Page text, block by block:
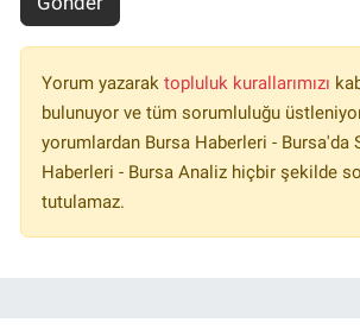
Yorum yazarak topluluk kurallarımızı
bulunuyor ve tüm sorumluluğu
yorumlardan Bursa Haberleri - Bursa'da
Haberleri - Bursa Analiz hiçbir şekilde
tutulamaz.